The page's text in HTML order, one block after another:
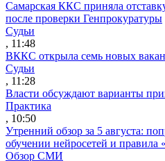
Самарская ККС приняла
после проверки Генпрокуратуры
Судьи
, 11:48
ВККС открыла семь новых
Судьи
, 11:28
Власти обсуждают варианты
Практика
, 10:50
Утренний обзор за 5 августа:
обучении нейросетей и
Обзор СМИ